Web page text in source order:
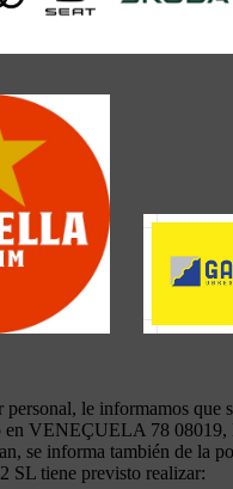
le informamos que
78 08019,
se informa también de la
SL tiene previsto realizar: